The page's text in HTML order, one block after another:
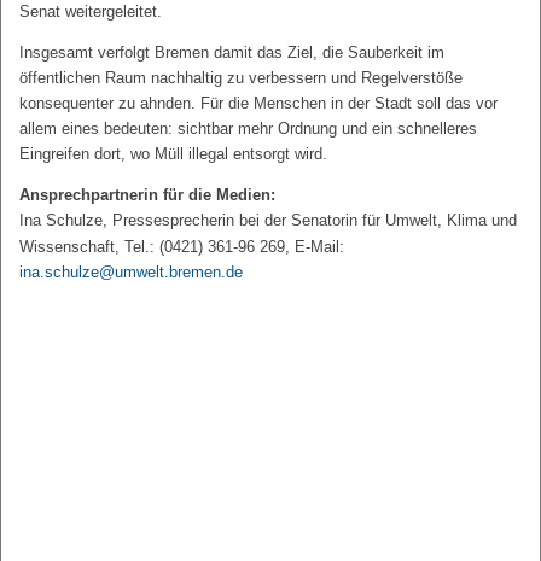
Senat weitergeleitet.
Insgesamt verfolgt Bremen damit das Ziel, die Sauberkeit im
öffentlichen Raum nachhaltig zu verbessern und Regelverstöße
konsequenter zu ahnden. Für die Menschen in der Stadt soll das vor
allem eines bedeuten: sichtbar mehr Ordnung und ein schnelleres
Eingreifen dort, wo Müll illegal entsorgt wird.
Ansprechpartnerin für die Medien:
Ina Schulze, Pressesprecherin bei der Senatorin für Umwelt, Klima und
Wissenschaft, Tel.: (0421) 361-96 269, E-Mail:
ina.schulze@umwelt.bremen.de